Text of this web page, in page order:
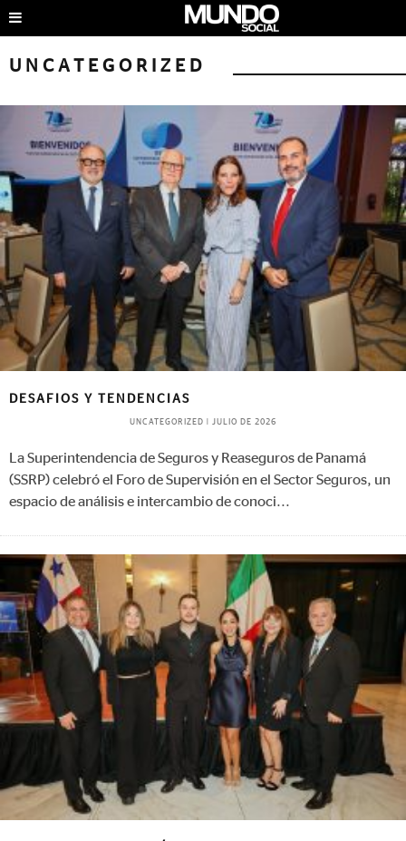
UNCATEGORIZED
DESAFIOS Y TENDENCIAS
UNCATEGORIZED JULIO DE 2026
La Superintendencia de Seguros y Reaseguros de Panamá
(SSRP) celebró el Foro de Supervisión en el Sector Seguros, un
espacio de análisis e intercambio de conoci...